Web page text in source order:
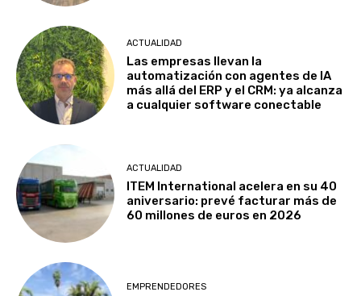
ACTUALIDAD
Las empresas llevan la
automatización con agentes de IA
más allá del ERP y el CRM: ya alcanza
a cualquier software conectable
ACTUALIDAD
ITEM International acelera en su 40
aniversario: prevé facturar más de
60 millones de euros en 2026
EMPRENDEDORES